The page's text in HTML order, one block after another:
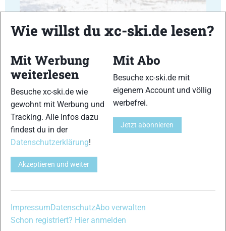
25 26
Wie willst du xc-ski.de lesen?
Mit Werbung
weiterlesen
Besuche xc-ski.de wie
gewohnt mit Werbung und
Tracking. Alle Infos dazu
findest du in der
Datenschutzerklärung!
Akzeptieren und weiter
Mit Abo
Besuche xc-ski.de mit
eigenem Account und völlig
werbefrei.
Jetzt abonnieren
ImpressumDatenschutzAbo verwalten
Schon registriert? Hier anmelden